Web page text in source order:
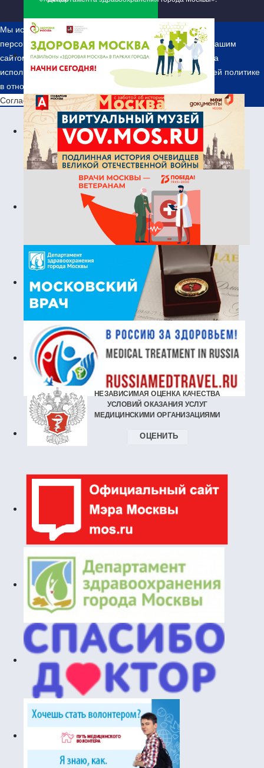
Мы используем файлы Cookie для улучшения работы,
персонализации и повышения удобства пользования нашим
сайтом. Продолжая посещать сайт, вы соглашаетесь на
использование нами файлов Cookie.Подробнее о нашей политике
в отношении Cookie и информационной безопасности
Согласен